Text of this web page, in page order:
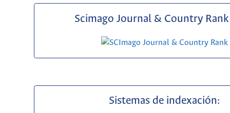
Scimago Journal & Country Rank
Sistemas de indexación: